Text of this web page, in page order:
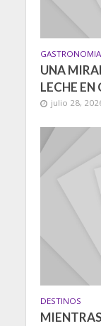
GASTRONOMIA
UNA
LECHE EN
julio 28,
DESTINOS